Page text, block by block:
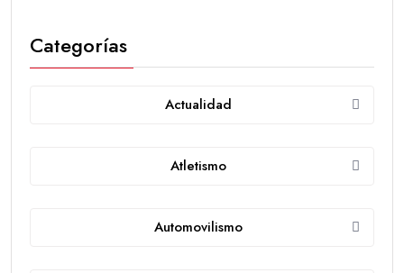
Categorías
Actualidad
Atletismo
Automovilismo